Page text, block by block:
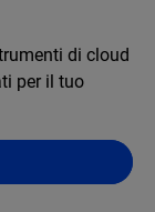
di cloud
per il tuo